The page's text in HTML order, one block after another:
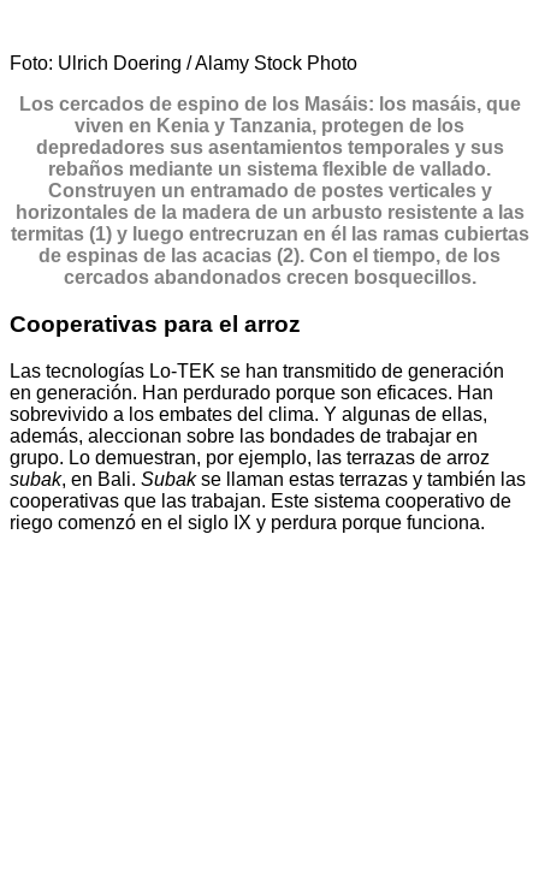
Foto: Ulrich Doering / Alamy Stock Photo
Los cercados de espino de los Masáis: los masáis, que
viven en Kenia y Tanzania, protegen de los
depredadores sus asentamientos temporales y sus
rebaños mediante un sistema flexible de vallado.
Construyen un entramado de postes verticales y
horizontales de la madera de un arbusto resistente a las
termitas (1) y luego entrecruzan en él las ramas cubiertas
de espinas de las acacias (2). Con el tiempo, de los
cercados abandonados crecen bosquecillos.
Cooperativas para el arroz
Las tecnologías Lo-TEK se han transmitido de generación
en generación. Han perdurado porque son eficaces. Han
sobrevivido a los embates del clima. Y algunas de ellas,
además, aleccionan sobre las bondades de trabajar en
grupo. Lo demuestran, por ejemplo, las terrazas de arroz
subak, en Bali. Subakse llaman estas terrazas y también las
cooperativas que las trabajan. Este sistema cooperativo de
riego comenzó en el siglo IX y perdura porque funciona.